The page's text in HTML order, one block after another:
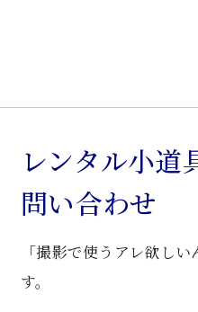
個
レンタル小道
問い合わせ
「撮影で使うアレ欲し
す。